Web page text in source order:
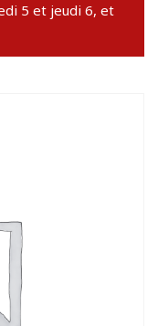
5 et jeudi 6, et